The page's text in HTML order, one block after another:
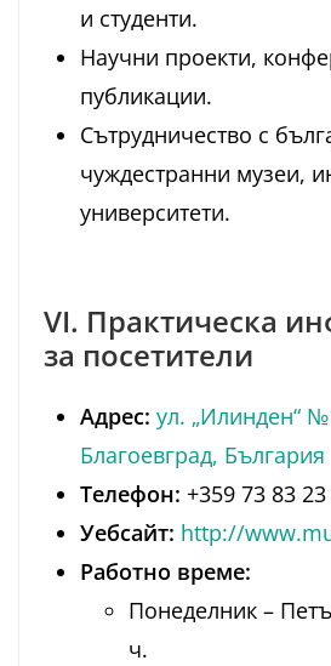
и студенти.
Научни проекти,
публикации.
Сътрудничество с
чуждестранни музеи,
университети.
VI. Практическа
за посетители
Адрес: ул. „Илинден“
Благоевград, България
Телефон: +359 73 83
Уебсайт: http://
Работно време:
Понеделник –
ч.